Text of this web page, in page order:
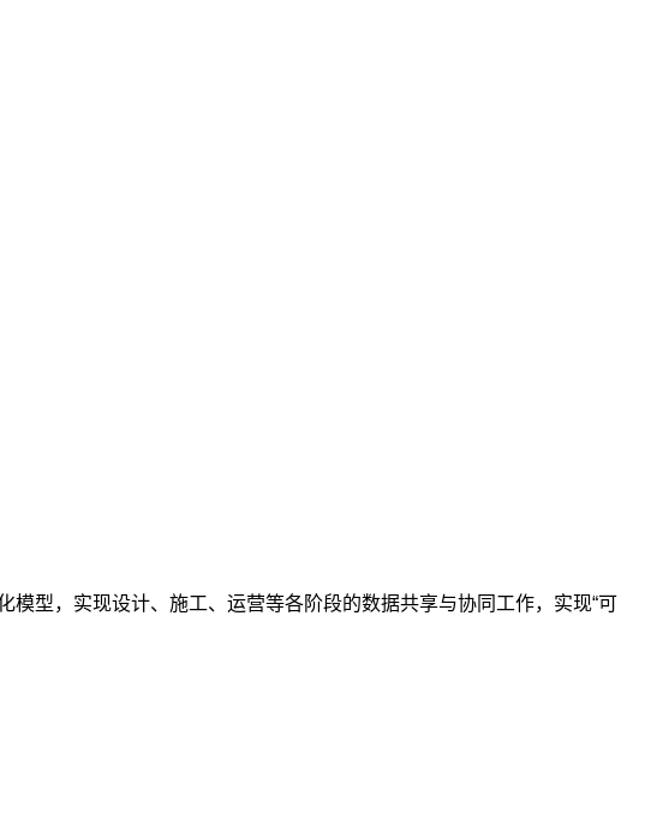
型，实现设计、施工、运营等各阶段的数据共享与协同工作，实现“可